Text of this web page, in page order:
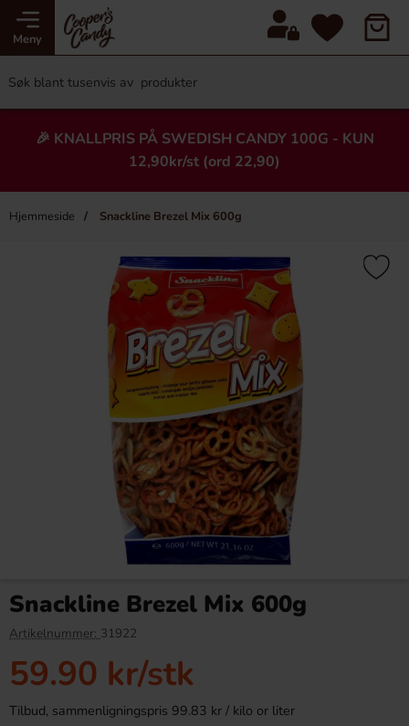
Meny
🎉 KNALLPRIS PÅ SWEDISH CANDY 100G - KUN
12,90kr/st (ord 22,90)
Hjemmeside Snackline Brezel Mix 600g
Heading
×
330ml
Köp
-33%
Bar 340g
119.90 kr
Snackline Brezel Mix 600g
Artikelnummer: 31922
59.90 kr/stk
Tilbud, sammenligningspris 99.83 kr / kilo or liter